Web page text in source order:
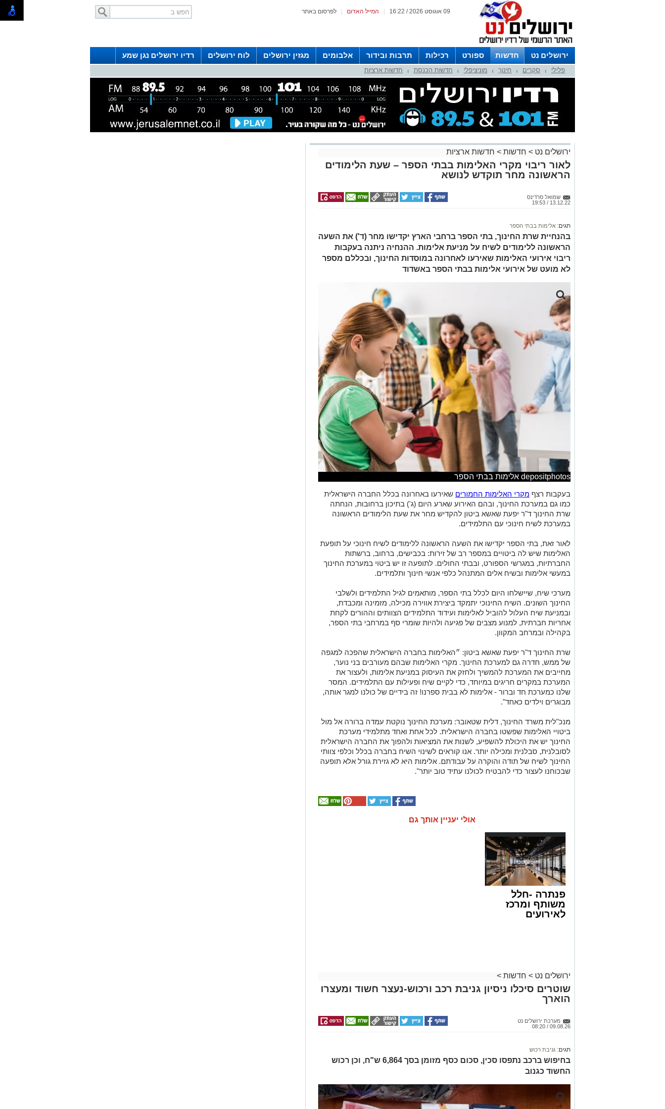
לפרסום באתר המייל האדום 09 אוגוסט 2026 / 16:22
ירושלים נט חדשות ספורט רכילות תרבות ובידור אלבומים מגזין ירושלים לוח ירושלים
רדיו ירושלים נגן שמע
לפרסום ברדיו צרו קשר
לוח שדורים רדיו ירושלים פלילי סקרים חינוך מוניציפלי חדשות הכנסת חדשות ארציות
ירושלים נט > חדשות > חדשות ארציות
לאור ריבוי מקרי האלימות בבתי הספר – שעת הלימודים
הראשונה מחר תוקדש לנושא
שמואל סרדינס
13.12.22 / 19:53
תגים: אלימות בבתי הספר
בהנחיית שרת החינוך, בתי הספר ברחבי הארץ יקדישו מחר (ד') את השעה
הראשונה ללימודים לשיח על מניעת אלימות. ההנחיה ניתנה בעקבות
ריבוי אירועי האלימות שאירעו לאחרונה במוסדות החינוך, ובכללם מספר
לא מועט של אירועי אלימות בבתי הספר באשדוד
depositphotos אלימות בבתי הספר
בעקבות רצף מקרי האלימות החמורים שאירעו באחרונה בכלל החברה הישראלית
כמו גם במערכת החינוך, ובהם האירוע שארע היום (ג') בתיכון ברחובות, הנחתה
שרת החינוך ד"ר יפעת שאשא ביטון להקדיש מחר את שעת הלימודים הראשונה
במערכת לשיח חינוכי עם התלמידים.
לאור זאת, בתי הספר יקדישו את השעה הראשונה ללימודים לשיח חינוכי על תופעת
האלימות שיש לה ביטויים במספר רב של זירות: בכבישים, ברחוב, ברשתות
החברתיות, במגרשי הספורט, ובבתי החולים. לתופעה זו יש ביטוי במערכת החינוך
במעשי אלימות ובשיח אלים המתנהל כלפי אנשי חינוך ותלמידים.
מערכי שיח, שיישלחו היום לכלל בתי הספר, מותאמים לגיל התלמידים ולשלבי
החינוך השונים. השיח החינוכי יתמקד ביצירת אווירה מכילה, מזמינה ומכבדת,
ובמניעת שיח העלול להוביל לאלימות ועידוד התלמידים הצוותים וההורים לקחת
אחריות חברתית, למנוע מצבים של פגיעה ולהיות שומרי סף במרחבי בתי הספר,
בקהילה ובמרחב המקוון.
שרת החינוך ד"ר יפעת שאשא ביטון: ״האלימות בחברה הישראלית שהפכה למגפה
של ממש, חדרה גם למערכת החינוך. מקרי האלימות שבהם מעורבים בני נוער,
מחייבים את המערכת להמשיך ולחזק את העיסוק במניעת אלימות, ולעצור את
המערכת במקרים חריגים במיוחד, כדי לקיים שיח ופעילות עם התלמידים. המסר
שלנו כמערכת חד וברור - אלימות לא בבית ספרנו! זה בידיים של כולנו למגר אותה,
מבוגרים וילדים כאחד".
מנכ"לית משרד החינוך, דלית שטאובר: מערכת החינוך נוקטת עמדה ברורה אל מול
ביטויי האלימות שפשטו בחברה הישראלית. לכל אחת ואחד מתלמידי מערכת
החינוך יש את היכולת להשפיע, לשנות את המציאות ולהפוך את החברה הישראלית
לסובלנית, סבלנית ומכילה יותר. אנו קוראים לשינוי השיח בחברה בכלל וכלפי צוותי
החינוך לשיח של תודה והוקרה על עבודתם. אלימות היא לא גזירת גורל אלא תופעה
שבכוחנו לעצור כדי להבטיח לכולנו עתיד טוב יותר".
אולי יעניין אותך גם
פנתרה -חלל
משותף ומרכז
לאירועים
ירושלים נט > חדשות >
שוטרים סיכלו ניסיון גניבת רכב ורכוש-נעצר חשוד ומעצרו
הוארך
מערכת ירושלים נט
09.08.26 / 08:20
תגים: גניבת רכוש
בחיפוש ברכב נתפסו סכין, סכום כסף מזומן בסך 6,864 ש"ח, וכן רכוש
החשוד כגנוב